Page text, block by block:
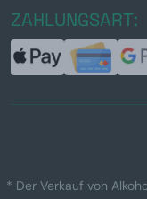
ZAHLUNGSART:
* Der Verkauf von